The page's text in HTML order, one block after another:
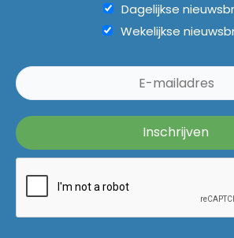
Dagelijkse
Wekelijkse